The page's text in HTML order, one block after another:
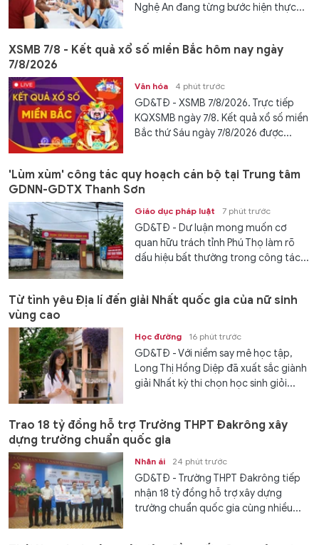
Nghệ An đang từng bước hiện thực...
XSMB 7/8 - Kết quả xổ số miền Bắc hôm nay ngày
7/8/2026
Văn hóa 4 phút trước
GD&TĐ - XSMB 7/8/2026. Trực tiếp
KQXSMB ngày 7/8. Kết quả xổ số miền
Bắc thứ Sáu ngày 7/8/2026 được...
'Lùm xùm' công tác quy hoạch cán bộ tại Trung tâm
GDNN-GDTX Thanh Sơn
Giáo dục pháp luật 7 phút trước
GD&TĐ - Dư luận mong muốn cơ
quan hữu trách tỉnh Phú Thọ làm rõ
dấu hiệu bất thường trong công tác...
Từ tình yêu Địa lí đến giải Nhất quốc gia của nữ sinh
vùng cao
Học đường 16 phút trước
GD&TĐ - Với niềm say mê học tập,
Long Thị Hồng Diệp đã xuất sắc giành
giải Nhất kỳ thi chọn học sinh giỏi...
Trao 18 tỷ đồng hỗ trợ Trường THPT Đakrông xây
dựng trường chuẩn quốc gia
Nhân ái 24 phút trước
GD&TĐ - Trường THPT Đakrông tiếp
nhận 18 tỷ đồng hỗ trợ xây dựng
trường chuẩn quốc gia cùng nhiều...